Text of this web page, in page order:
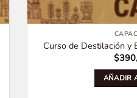
Curso de Destilación y
$
AÑADIR